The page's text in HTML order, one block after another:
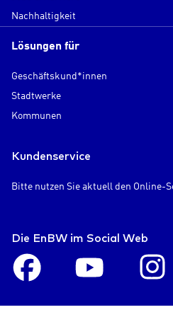
Nachhaltigkeit
Lösungen für
Geschäftskund*innen
Stadtwerke
Kommunen
Kundenservice
Bitte nutzen Sie aktuell den Online-
Die EnBW im Social Web
Facebook Youtube